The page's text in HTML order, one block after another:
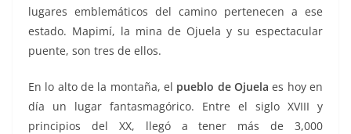
lugares emblemáticos del camino pertenecen a ese
estado. Mapimí, la mina de Ojuela y su espectacular
puente, son tres de ellos.
En lo alto de la montaña, el pueblo de Ojuela es hoy en
día un lugar fantasmagórico. Entre el siglo XVIII y
principios del XX, llegó a tener más de 3,000